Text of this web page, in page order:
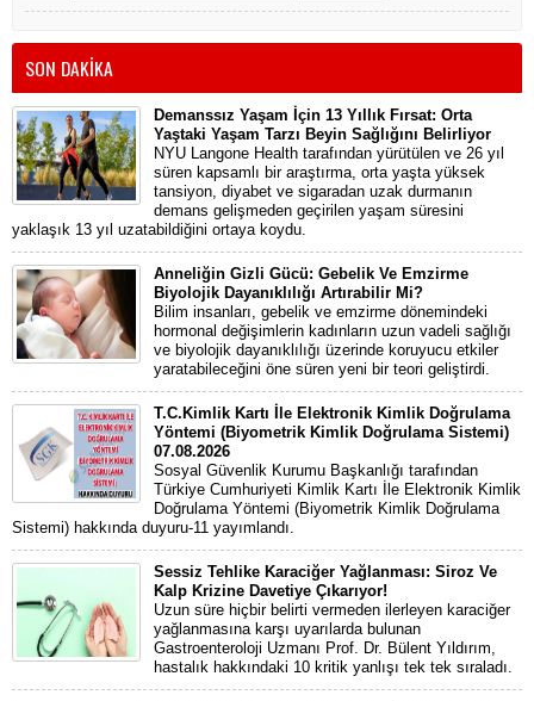
SON DAKİKA
Demanssız Yaşam İçin 13 Yıllık Fırsat: Orta
Yaştaki Yaşam Tarzı Beyin Sağlığını Belirliyor
NYU Langone Health tarafından yürütülen ve 26 yıl
süren kapsamlı bir araştırma, orta yaşta yüksek
tansiyon, diyabet ve sigaradan uzak durmanın
demans gelişmeden geçirilen yaşam süresini
yaklaşık 13 yıl uzatabildiğini ortaya koydu.
Anneliğin Gizli Gücü: Gebelik Ve Emzirme
Biyolojik Dayanıklılığı Artırabilir Mi?
Bilim insanları, gebelik ve emzirme dönemindeki
hormonal değişimlerin kadınların uzun vadeli sağlığı
ve biyolojik dayanıklılığı üzerinde koruyucu etkiler
yaratabileceğini öne süren yeni bir teori geliştirdi.
T.C.Kimlik Kartı İle Elektronik Kimlik Doğrulama
Yöntemi (Biyometrik Kimlik Doğrulama Sistemi)
07.08.2026
Sosyal Güvenlik Kurumu Başkanlığı tarafından
Türkiye Cumhuriyeti Kimlik Kartı İle Elektronik Kimlik
Doğrulama Yöntemi (Biyometrik Kimlik Doğrulama
Sistemi) hakkında duyuru-11 yayımlandı.
Sessiz Tehlike Karaciğer Yağlanması: Siroz Ve
Kalp Krizine Davetiye Çıkarıyor!
Uzun süre hiçbir belirti vermeden ilerleyen karaciğer
yağlanmasına karşı uyarılarda bulunan
Gastroenteroloji Uzmanı Prof. Dr. Bülent Yıldırım,
hastalık hakkındaki 10 kritik yanlışı tek tek sıraladı.